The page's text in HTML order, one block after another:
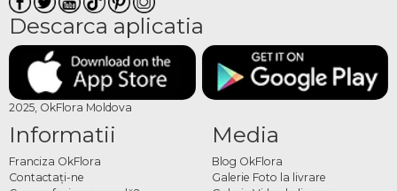
Descarca aplicatia
2025, OkFlora Moldova
Informatii
Franciza OkFlora
Contactaţi-ne
Media
Blog OkFlora
Galerie Foto la livrare